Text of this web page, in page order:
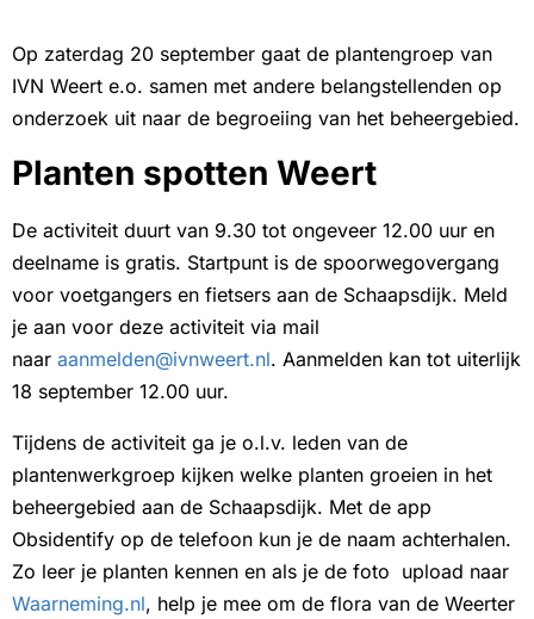
Op zaterdag 20 september gaat de plantengroep van
IVN Weert e.o. samen met andere belangstellenden op
onderzoek uit naar de begroeiing van het beheergebied.
Planten spotten Weert
De activiteit duurt van 9.30 tot ongeveer 12.00 uur en
deelname is gratis. Startpunt is de spoorwegovergang
voor voetgangers en fietsers aan de Schaapsdijk. Meld
je aan voor deze activiteit via mail
naar aanmelden@ivnweert.nl. Aanmelden kan tot uiterlijk
18 september 12.00 uur.
Tijdens de activiteit ga je o.l.v. leden van de
plantenwerkgroep kijken welke planten groeien in het
beheergebied aan de Schaapsdijk. Met de app
Obsidentify op de telefoon kun je de naam achterhalen.
Zo leer je planten kennen en als je de foto upload naar
Waarneming.nl, help je mee om de flora van de Weerter